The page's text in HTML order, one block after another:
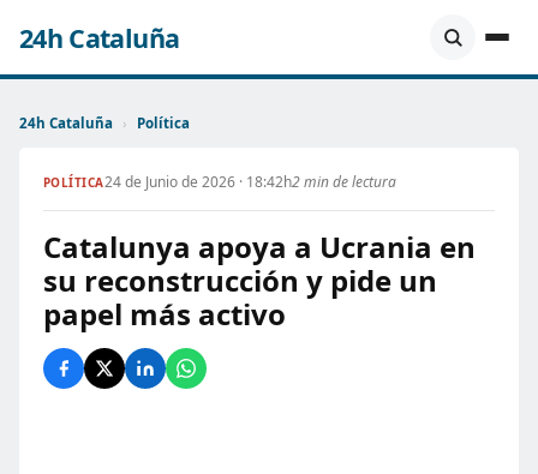
24h Cataluña
24h Cataluña › Política
POLÍTICA24 de Junio de 2026 · 18:42h2 min de lectura
Catalunya apoya a Ucrania en
su reconstrucción y pide un
papel más activo